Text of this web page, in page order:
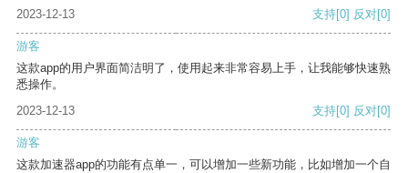
2023-12-13
支持[0] 反对[0]
游客
这款app的用户界面简洁明了，使用起来非常容易上手，让我能够快速熟
悉操作。
2023-12-13
支持[0] 反对[0]
游客
这款加速器app的功能有点单一，可以增加一些新功能，比如增加一个自